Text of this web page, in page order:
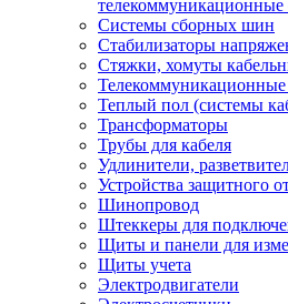
телекоммуникационные
Системы сборных шин
Стабилизаторы
Стяжки, хомуты
Теплый пол (системы
Трансформаторы
Трубы для кабеля
Удлинители,
Устройства защитного
Шинопровод
Штеккеры для
Щиты и панели для
Щиты учета
Электродвигатели